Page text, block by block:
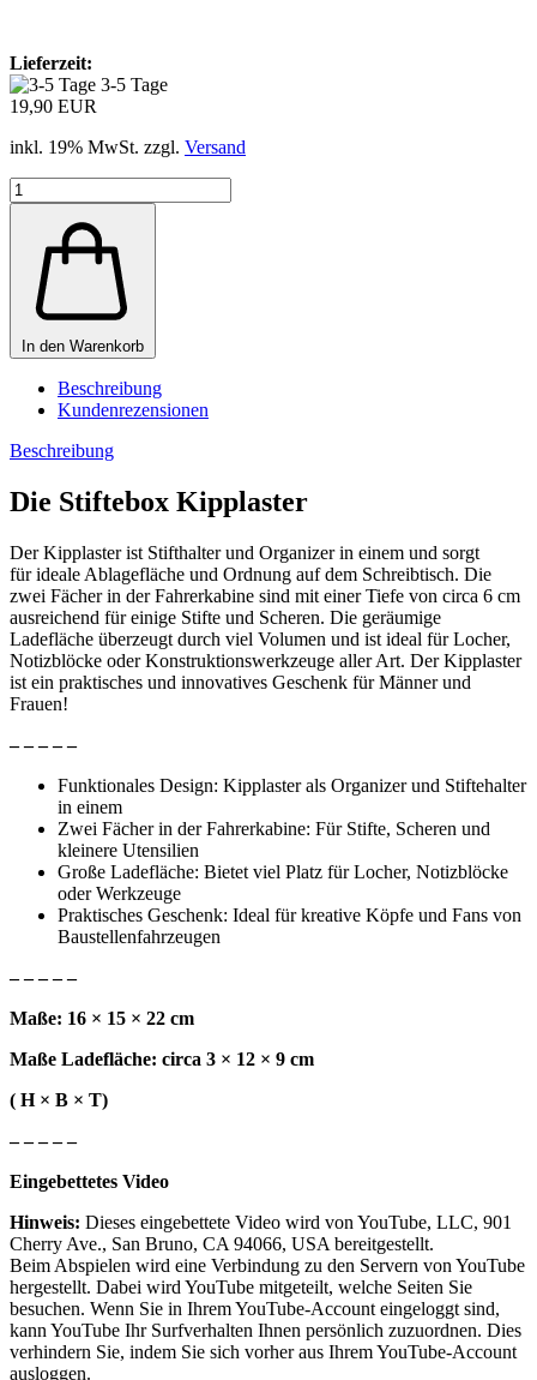
Lieferzeit:
3-5 Tage
19,90 EUR
inkl. 19% MwSt. zzgl. Versand
In den Warenkorb
Beschreibung
Kundenrezensionen
Beschreibung
Die Stiftebox Kipplaster
Der Kipplaster ist Stifthalter und Organizer in einem und sorgt
für ideale Ablagefläche und Ordnung auf dem Schreibtisch. Die
zwei Fächer in der Fahrerkabine sind mit einer Tiefe von circa 6 cm
ausreichend für einige Stifte und Scheren. Die geräumige
Ladefläche überzeugt durch viel Volumen und ist ideal für Locher,
Notizblöcke oder Konstruktionswerkzeuge aller Art. Der Kipplaster
ist ein praktisches und innovatives Geschenk für Männer und
Frauen!
– – – – –
Funktionales Design: Kipplaster als Organizer und Stiftehalter
in einem
Zwei Fächer in der Fahrerkabine: Für Stifte, Scheren und
kleinere Utensilien
Große Ladefläche: Bietet viel Platz für Locher, Notizblöcke
oder Werkzeuge
Praktisches Geschenk: Ideal für kreative Köpfe und Fans von
Baustellenfahrzeugen
– – – – –
Maße: 16 × 15 × 22 cm
Maße Ladefläche: circa 3 × 12 × 9 cm
( H × B × T)
– – – – –
Eingebettetes Video
Hinweis: Dieses eingebettete Video wird von YouTube, LLC, 901
Cherry Ave., San Bruno, CA 94066, USA bereitgestellt.
Beim Abspielen wird eine Verbindung zu den Servern von YouTube
hergestellt. Dabei wird YouTube mitgeteilt, welche Seiten Sie
besuchen. Wenn Sie in Ihrem YouTube-Account eingeloggt sind,
kann YouTube Ihr Surfverhalten Ihnen persönlich zuzuordnen. Dies
verhindern Sie, indem Sie sich vorher aus Ihrem YouTube-Account
ausloggen.